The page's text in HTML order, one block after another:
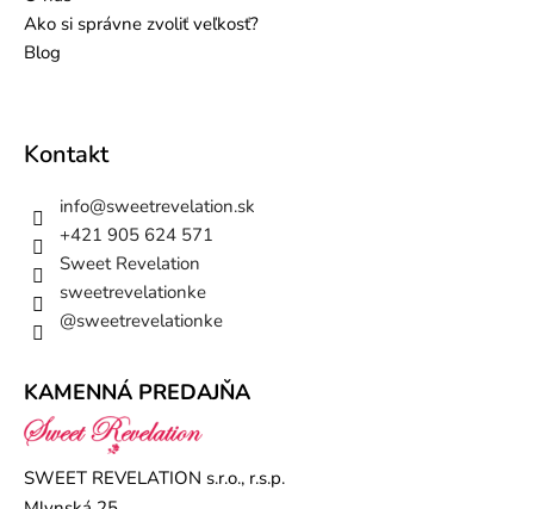
Ako si správne zvoliť veľkosť?
Blog
Kontakt
info@sweetrevelation.sk
+421 905 624 571
Sweet Revelation
sweetrevelationke
@sweetrevelationke
KAMENNÁ PREDAJŇA
SWEET REVELATION s.r.o., r.s.p.